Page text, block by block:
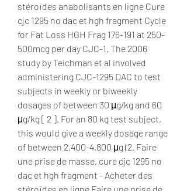
stéroïdes anabolisants en ligne Cure
cjc 1295 no dac et hgh fragment Cycle
for Fat Loss HGH Frag 176-191 at 250-
500mcg per day CJC-1. The 2006
study by Teichman et al involved
administering CJC-1295 DAC to test
subjects in weekly or biweekly
dosages of between 30 μg/kg and 60
μg/kg [ 2 ]. For an 80 kg test subject,
this would give a weekly dosage range
of between 2,400-4,800 μg (2. Faire
une prise de masse, cure cjc 1295 no
dac et hgh fragment - Acheter des